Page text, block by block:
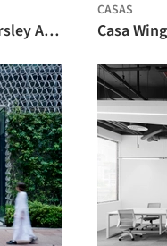
Abbie Abbotsford Terrace / Eckersley Architects
CASAS
Casa